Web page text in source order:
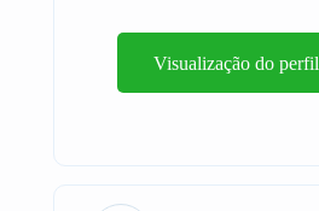
Visualização do perfil